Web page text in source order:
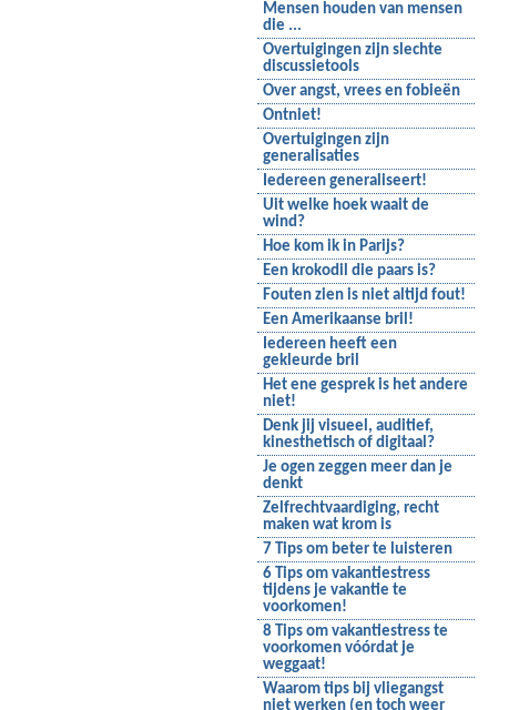
Mensen houden van mensen
die ...
Overtuigingen zijn slechte
discussietools
Over angst, vrees en fobieën
Ontniet!
Overtuigingen zijn
generalisaties
Iedereen generaliseert!
Uit welke hoek waait de
wind?
Hoe kom ik in Parijs?
Een krokodil die paars is?
Fouten zien is niet altijd fout!
Een Amerikaanse bril!
Iedereen heeft een
gekleurde bril
Het ene gesprek is het andere
niet!
Denk jij visueel, auditief,
kinesthetisch of digitaal?
Je ogen zeggen meer dan je
denkt
Zelfrechtvaardiging, recht
maken wat krom is
7 Tips om beter te luisteren
6 Tips om vakantiestress
tijdens je vakantie te
voorkomen!
8 Tips om vakantiestress te
voorkomen vóórdat je
weggaat!
Waarom tips bij vliegangst
niet werken (en toch weer